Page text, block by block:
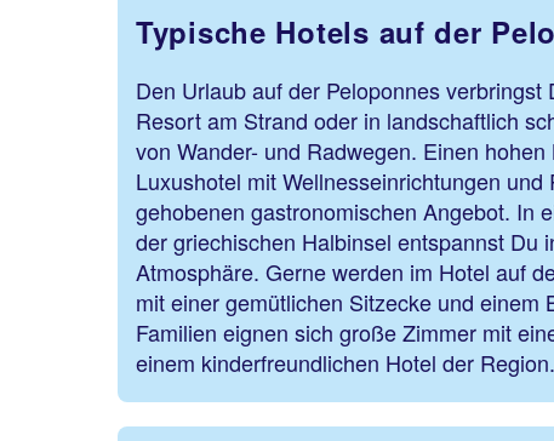
Typische Hotels auf der
Den Urlaub auf der Peloponnes verbringst
Resort am Strand oder in landschaftlich
von Wander- und Radwegen. Einen
Luxushotel mit Wellnesseinrichtungen und
gehobenen gastronomischen Angebot. In
der griechischen Halbinsel entspannst Du
Atmosphäre. Gerne werden im Hotel auf
mit einer gemütlichen Sitzecke und einem
Familien eignen sich große Zimmer mit
einem kinderfreundlichen Hotel der Region.